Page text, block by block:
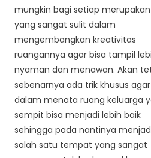
mungkin bagi setiap
yang sangat sulit dalam
mengembangkan kreativitas
ruangannya agar bisa tampil
nyaman dan menawan. Akan
sebenarnya ada trik khusus agar
dalam menata ruang keluarga
sempit bisa menjadi lebih baik
sehingga pada nantinya
salah satu tempat yang sangat